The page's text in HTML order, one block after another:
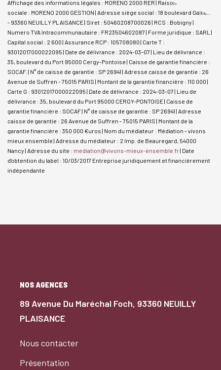
Affichage des informations légales : MORENO 2000 RER | Raison
sociale : MORENO 2000 GESTION | Adresse siège social : 18 boulevard Gallieni
- 93360 NEUILLY PLAISANCE | Siret : 50460208700026 | RCS : Bobigny |
Numero TVA Intracommunautaire : FR23504602087 | Forme juridique : SARL |
Capital social : 2 600 | Assurance RCP : 105708080 | Carte T :
93012017000022095 | Date de délivrance : 2024-03-07 | Lieu de délivrance :
35, boulevard du Port 95000 Cergy-Pontoise | Caisse de garantie financière :
SOCAF. | N° de caisse de garantie : SP 26941 | Adresse caisse de garantie : 26
Avenue de Suffren - 75015 PARIS | Montant de la garantie financière : 110 000 |
Carte G : 93012017000022095 | Date de délivrance : 2024-03-07 | Lieu de
délivrance : 35, boulevard du Port 95000 CERGY-PONTOISE | Caisse de
garantie financière : SOCAF | N° de caisse de garantie : SP 26941 | Adresse
caisse de garantie : 26 Avenue de Suffren - 75015 PARIS | Montant de la
garantie financière : 350 000 €uros | Nom du médiateur : Médiation - vivons
mieux ensemble | Adresse du médiateur : 2 Imp. de Beauregard, 54000
Nancy | Adresse du site : mediation@vivons-mieux-ensemble.fr| Date
d'obtention du label : 10/03/2017 Entreprise juridiquement et financièrement
indépendante
NOS AGENCES
89 Avenue Du Maréchal Foch, 93360 NEUILLY
PLAISANCE
Nous contacter
Présentation